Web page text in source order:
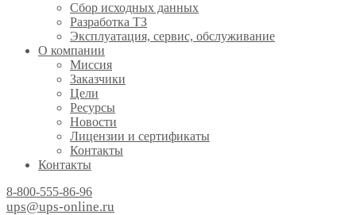
Сбор исходных данных
Разработка ТЗ
Эксплуатация, сервис, обслуживание
О компании
Миссия
Заказчики
Цели
Ресурсы
Новости
Лицензии и сертификаты
Контакты
Контакты
8-800-555-86-96
ups@ups-online.ru